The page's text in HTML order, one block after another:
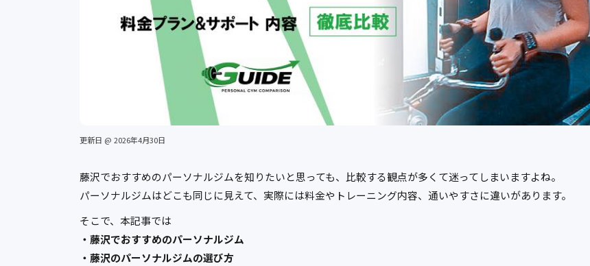
更新日 @ 2026年4月30日
藤沢でおすすめのパーソナルジムを知りたいと思っても、比較する観点が多くて迷ってしまいますよね。
パーソナルジムはどこも同じに見えて、実際には料金やトレーニング内容、通いやすさに違いがあります。
そこで、本記事では
・藤沢でおすすめのパーソナルジム
・藤沢のパーソナルジムの選び方